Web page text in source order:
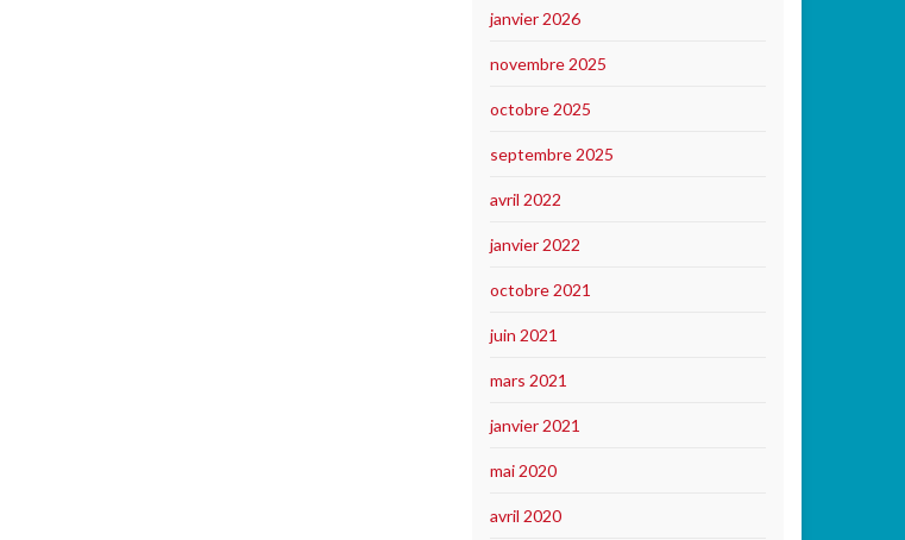
janvier 2026
novembre 2025
octobre 2025
septembre 2025
avril 2022
janvier 2022
octobre 2021
juin 2021
mars 2021
janvier 2021
mai 2020
avril 2020